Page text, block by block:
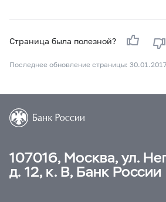
Страница была полезной?
Последнее обновление страницы: 30.01.2017
107016, Москва, ул.
д. 12, к. В, Банк России